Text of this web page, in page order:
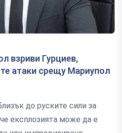
взриви Гурциев,
атаки срещу Мариупол
до руските сили за
експлозията може да е